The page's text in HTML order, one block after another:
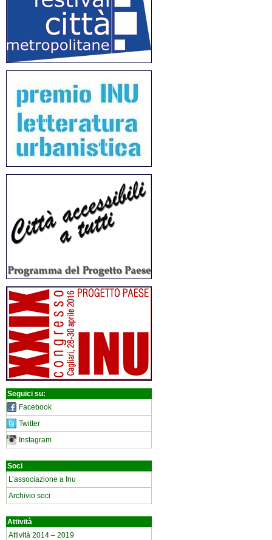
Seguici su:
Facebook
Twitter
Instagram
Soci
L’associazione a Inu
Archivio soci
Attività
Attività 2014 – 2019